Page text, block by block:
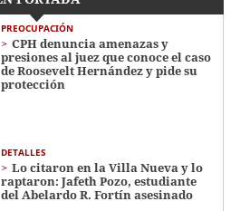
PREOCUPACIÓN
CPH denuncia amenazas y
presiones al juez que conoce el caso
de Roosevelt Hernández y pide su
protección
DETALLES
Lo citaron en la Villa Nueva y lo
raptaron: Jafeth Pozo, estudiante
del Abelardo R. Fortín asesinado